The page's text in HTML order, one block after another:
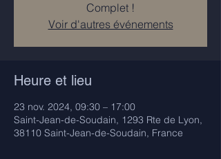
Complet !
Voir d'autres événements
Heure et lieu
23 nov. 2024, 09:30 – 17:00
Saint-Jean-de-Soudain, 1293 Rte de Lyon,
38110 Saint-Jean-de-Soudain, France